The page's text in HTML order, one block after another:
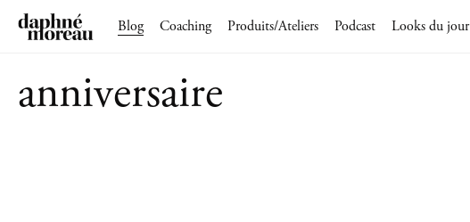
Blog Coaching Produits/Ateliers Podcast Looks du jour
anniversaire